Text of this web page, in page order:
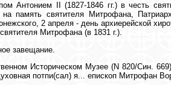
Антонием II (1827-1846 гг.) в честь
память святителя Митрофана,
2 апреля - день архиерейской
Митрофана (в 1831 г.).
завещание.
Историческом Музее (N 820/Син.
потпи(сал) я... епископ Митрофан